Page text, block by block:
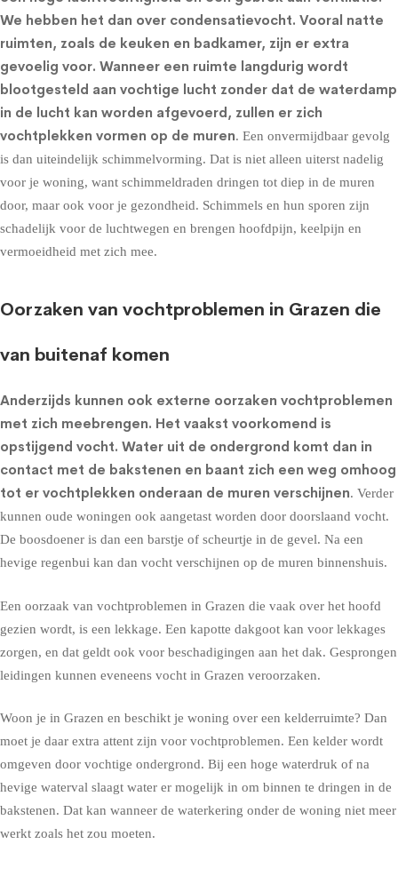
We hebben het dan over condensatievocht. Vooral natte
ruimten, zoals de keuken en badkamer, zijn er extra
gevoelig voor. Wanneer een ruimte langdurig wordt
blootgesteld aan vochtige lucht zonder dat de waterdamp
in de lucht kan worden afgevoerd, zullen er zich
vochtplekken vormen op de muren. Een onvermijdbaar gevolg
is dan uiteindelijk schimmelvorming. Dat is niet alleen uiterst nadelig
voor je woning, want schimmeldraden dringen tot diep in de muren
door, maar ook voor je gezondheid. Schimmels en hun sporen zijn
schadelijk voor de luchtwegen en brengen hoofdpijn, keelpijn en
vermoeidheid met zich mee.
Oorzaken van vochtproblemen in Grazen die
van buitenaf komen
Anderzijds kunnen ook externe oorzaken vochtproblemen
met zich meebrengen. Het vaakst voorkomend is
opstijgend vocht. Water uit de ondergrond komt dan in
contact met de bakstenen en baant zich een weg omhoog
tot er vochtplekken onderaan de muren verschijnen. Verder
kunnen oude woningen ook aangetast worden door doorslaand vocht.
De boosdoener is dan een barstje of scheurtje in de gevel. Na een
hevige regenbui kan dan vocht verschijnen op de muren binnenshuis.
Een oorzaak van vochtproblemen in Grazen die vaak over het hoofd
gezien wordt, is een lekkage. Een kapotte dakgoot kan voor lekkages
zorgen, en dat geldt ook voor beschadigingen aan het dak. Gesprongen
leidingen kunnen eveneens vocht in Grazen veroorzaken.
Woon je in Grazen en beschikt je woning over een kelderruimte? Dan
moet je daar extra attent zijn voor vochtproblemen. Een kelder wordt
omgeven door vochtige ondergrond. Bij een hoge waterdruk of na
hevige waterval slaagt water er mogelijk in om binnen te dringen in de
bakstenen. Dat kan wanneer de waterkering onder de woning niet meer
werkt zoals het zou moeten.